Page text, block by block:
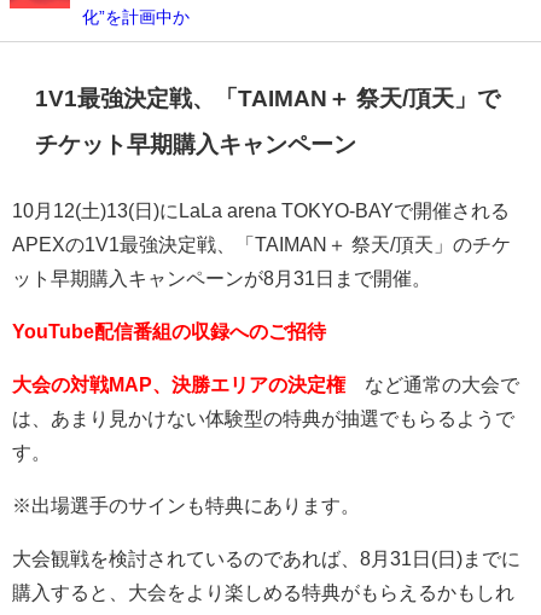
化”を計画中か
1V1最強決定戦、「TAIMAN＋ 祭天/頂天」で
チケット早期購入キャンペーン
10月12(土)13(日)にLaLa arena TOKYO‐BAYで開催される
APEXの1V1最強決定戦、「TAIMAN＋ 祭天/頂天」のチケ
ット早期購入キャンペーンが8月31日まで開催。
YouTube配信番組の収録へのご招待
大会の対戦MAP、決勝エリアの決定権など通常の大会で
は、あまり見かけない体験型の特典が抽選でもらるようで
す。
※出場選手のサインも特典にあります。
大会観戦を検討されているのであれば、8月31日(日)までに
購入すると、大会をより楽しめる特典がもらえるかもしれ